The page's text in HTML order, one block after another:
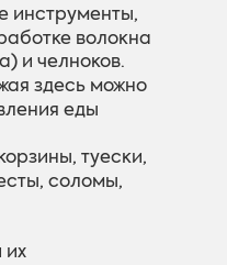
инструменты,
волокна
и челноков.
здесь можно
еды
туески,
соломы,
их